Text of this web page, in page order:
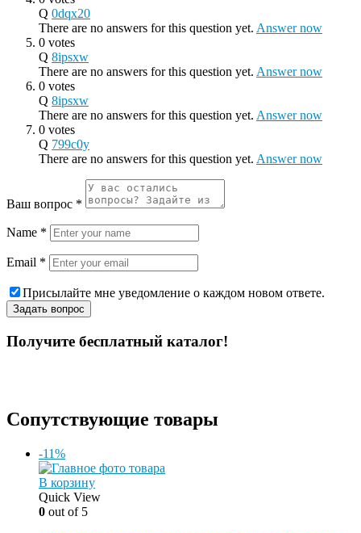
Q 0dqx20
There are no answers for this question yet. Answer now
0 votes
Q 8ipsxw
There are no answers for this question yet. Answer now
0 votes
Q 8ipsxw
There are no answers for this question yet. Answer now
0 votes
Q 799c0y
There are no answers for this question yet. Answer now
Ваш вопрос *
Name *
Email *
Присылайте мне уведомление о каждом новом ответе.
Получите бесплатный каталог!
Сопутствующие товары
-11%
В корзину
Quick View
0 out of 5